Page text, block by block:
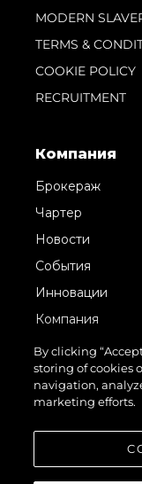
MODERN
TERMS &
COOKIE POLICY
RECRUITMENT
Компания
Брокераж
Чартер
Новости
События
Инновации
Компания
Команда
Lifestyle
Наследие
By clicking
storing of cookies
navigation,
marketing efforts.